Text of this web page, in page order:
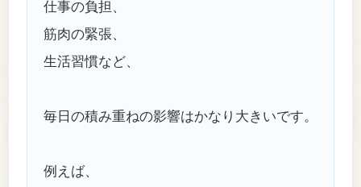
仕事の負担、
筋肉の緊張、
生活習慣など、
毎日の積み重ねの影響はかなり大きいです。
例えば、